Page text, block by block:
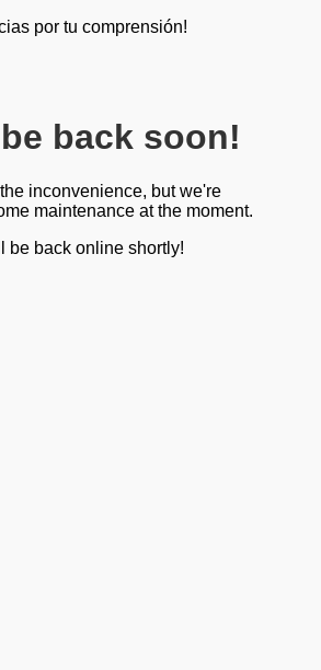
por tu comprensión!
back soon!
inconvenience, but we're
maintenance at the moment.
be back online shortly!